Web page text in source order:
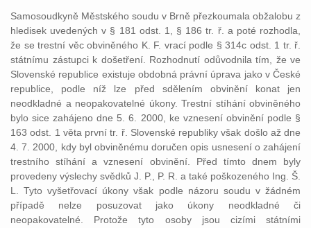
Samosoudkyně Městského soudu v Brně přezkoumala obžalobu z
hledisek uvedených v § 181 odst. 1, § 186 tr. ř. a poté rozhodla,
že se trestní věc obviněného K. F. vrací podle § 314c odst. 1 tr. ř.
státnímu zástupci k došetření. Rozhodnutí odůvodnila tím, že ve
Slovenské republice existuje obdobná právní úprava jako v České
republice, podle níž lze před sdělením obvinění konat jen
neodkladné a neopakovatelné úkony. Trestní stíhání obviněného
bylo sice zahájeno dne 5. 6. 2000, ke vznesení obvinění podle §
163 odst. 1 věta první tr. ř. Slovenské republiky však došlo až dne
4. 7. 2000, kdy byl obviněnému doručen opis usnesení o zahájení
trestního stíhání a vznesení obvinění. Před tímto dnem byly
provedeny výslechy svědků J. P., P. R. a také poškozeného Ing. Š.
L. Tyto vyšetřovací úkony však podle názoru soudu v žádném
případě nelze posuzovat jako úkony neodkladné či
neopakovatelné. Protože tyto osoby jsou cizími státními